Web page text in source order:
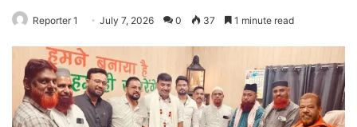
Reporter 1 July 7, 2026 0 37 1 minute read